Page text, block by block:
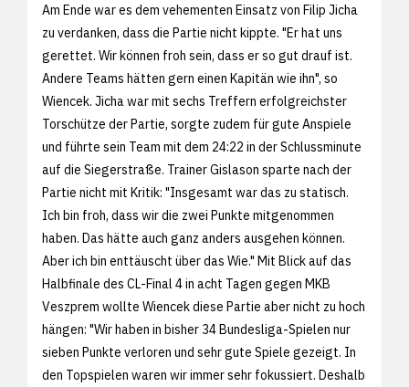
Am Ende war es dem vehementen Einsatz von Filip Jicha
zu verdanken, dass die Partie nicht kippte. "Er hat uns
gerettet. Wir können froh sein, dass er so gut drauf ist.
Andere Teams hätten gern einen Kapitän wie ihn", so
Wiencek. Jicha war mit sechs Treffern erfolgreichster
Torschütze der Partie, sorgte zudem für gute Anspiele
und führte sein Team mit dem 24:22 in der Schlussminute
auf die Siegerstraße. Trainer Gislason sparte nach der
Partie nicht mit Kritik: "Insgesamt war das zu statisch.
Ich bin froh, dass wir die zwei Punkte mitgenommen
haben. Das hätte auch ganz anders ausgehen können.
Aber ich bin enttäuscht über das Wie." Mit Blick auf das
Halbfinale des CL-Final 4 in acht Tagen gegen MKB
Veszprem wollte Wiencek diese Partie aber nicht zu hoch
hängen: "Wir haben in bisher 34 Bundesliga-Spielen nur
sieben Punkte verloren und sehr gute Spiele gezeigt. In
den Topspielen waren wir immer sehr fokussiert. Deshalb